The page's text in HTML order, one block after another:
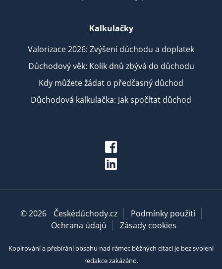
Kalkulačky
Valorizace 2026: Zvýšení důchodu a doplatek
Důchodový věk: Kolik dnů zbývá do důchodu
Kdy můžete žádat o předčasný důchod
Důchodová kalkulačka: Jak spočítat důchod
© 2026 Českédůchody.cz
Podmínky použití
Ochrana údajů
Zásady cookies
Kopírování a přebírání obsahu nad rámec běžných citací je bez svolení
redakce zakázáno.